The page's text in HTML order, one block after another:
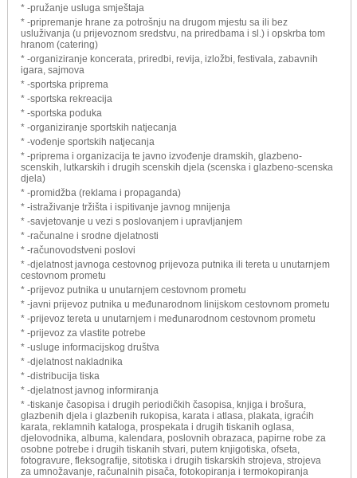
* -pružanje usluga smještaja
* -pripremanje hrane za potrošnju na drugom mjestu sa ili bez
usluživanja (u prijevoznom sredstvu, na priredbama i sl.) i opskrba tom
hranom (catering)
* -organiziranje koncerata, priredbi, revija, izložbi, festivala, zabavnih
igara, sajmova
* -sportska priprema
* -sportska rekreacija
* -sportska poduka
* -organiziranje sportskih natjecanja
* -vođenje sportskih natjecanja
* -priprema i organizacija te javno izvođenje dramskih, glazbeno-
scenskih, lutkarskih i drugih scenskih djela (scenska i glazbeno-scenska
djela)
* -promidžba (reklama i propaganda)
* -istraživanje tržišta i ispitivanje javnog mnijenja
* -savjetovanje u vezi s poslovanjem i upravljanjem
* -računalne i srodne djelatnosti
* -računovodstveni poslovi
* -djelatnost javnoga cestovnog prijevoza putnika ili tereta u unutarnjem
cestovnom prometu
* -prijevoz putnika u unutarnjem cestovnom prometu
* -javni prijevoz putnika u međunarodnom linijskom cestovnom prometu
* -prijevoz tereta u unutarnjem i međunarodnom cestovnom prometu
* -prijevoz za vlastite potrebe
* -usluge informacijskog društva
* -djelatnost nakladnika
* -distribucija tiska
* -djelatnost javnog informiranja
* -tiskanje časopisa i drugih periodičkih časopisa, knjiga i brošura,
glazbenih djela i glazbenih rukopisa, karata i atlasa, plakata, igraćih
karata, reklamnih kataloga, prospekata i drugih tiskanih oglasa,
djelovodnika, albuma, kalendara, poslovnih obrazaca, papirne robe za
osobne potrebe i drugih tiskanih stvari, putem knjigotiska, ofseta,
fotogravure, fleksografije, sitotiska i drugih tiskarskih strojeva, strojeva
za umnožavanje, računalnih pisača, fotokopiranja i termokopiranja